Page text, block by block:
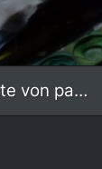
paul 3